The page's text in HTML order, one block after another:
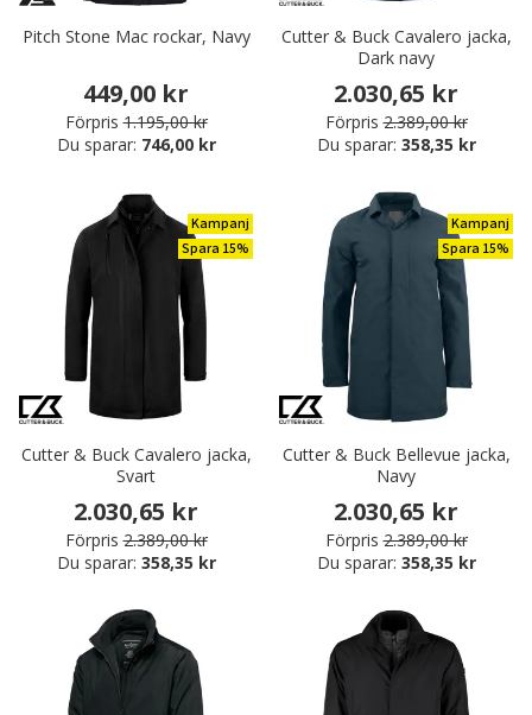
Pitch Stone Mac rockar, Navy
449,00 kr
Förpris 1.195,00 kr
Du sparar: 746,00 kr
Cutter & Buck Cavalero jacka,
Dark navy
2.030,65 kr
Förpris 2.389,00 kr
Du sparar: 358,35 kr
Kampanj
Spara 15%
Cutter & Buck Cavalero jacka,
Svart
2.030,65 kr
Förpris 2.389,00 kr
Du sparar: 358,35 kr
Kampanj
Spara 15%
Cutter & Buck Bellevue jacka,
Navy
2.030,65 kr
Förpris 2.389,00 kr
Du sparar: 358,35 kr